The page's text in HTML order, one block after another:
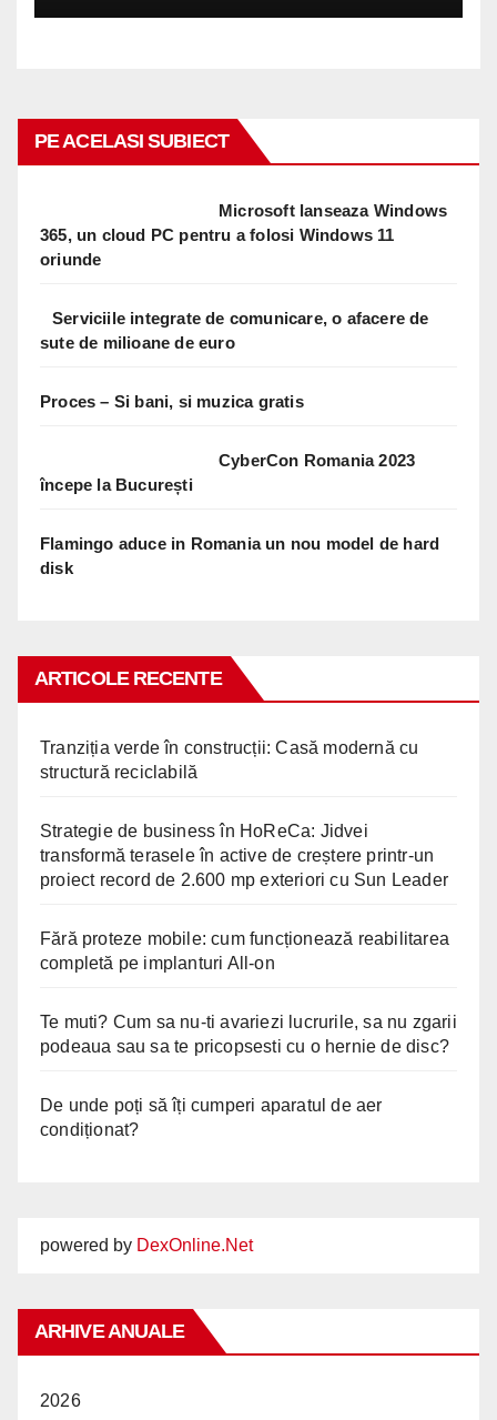
PE ACELASI SUBIECT
Microsoft lanseaza Windows
365, un cloud PC pentru a folosi Windows 11
oriunde
Serviciile integrate de comunicare, o afacere de
sute de milioane de euro
Proces – Si bani, si muzica gratis
CyberCon Romania 2023
începe la București
Flamingo aduce in Romania un nou model de hard
disk
ARTICOLE RECENTE
Tranziția verde în construcții: Casă modernă cu
structură reciclabilă
Strategie de business în HoReCa: Jidvei
transformă terasele în active de creștere printr-un
proiect record de 2.600 mp exteriori cu Sun Leader
Fără proteze mobile: cum funcționează reabilitarea
completă pe implanturi All-on
Te muti? Cum sa nu-ti avariezi lucrurile, sa nu zgarii
podeaua sau sa te pricopsesti cu o hernie de disc?
De unde poți să îți cumperi aparatul de aer
condiționat?
powered by DexOnline.Net
ARHIVE ANUALE
2026